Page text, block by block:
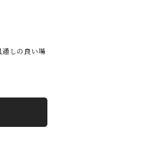
しの良い場